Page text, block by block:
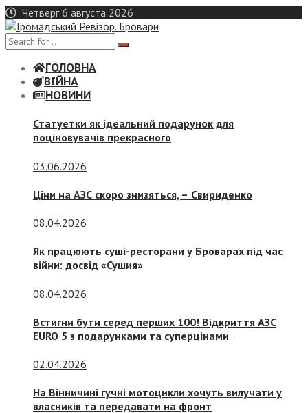
Skip
to
content
Четверг 6 августа 2026
ГОЛОВНА
ВІЙНА
НОВИНИ
Статуетки як ідеальний подарунок для
поціновувачів прекрасного
03.06.2026
Ціни на АЗС скоро знизяться, – Свириденко
08.04.2026
Як працюють суші-ресторани у Броварах під час
війни: досвід «Сушия»
08.04.2026
Встигни бути серед перших 100! Відкриття АЗС
EURO 5 з подарунками та суперцінами
02.04.2026
На Вінничині гучні мотоцикли хочуть вилучати у
власників та передавати на фронт